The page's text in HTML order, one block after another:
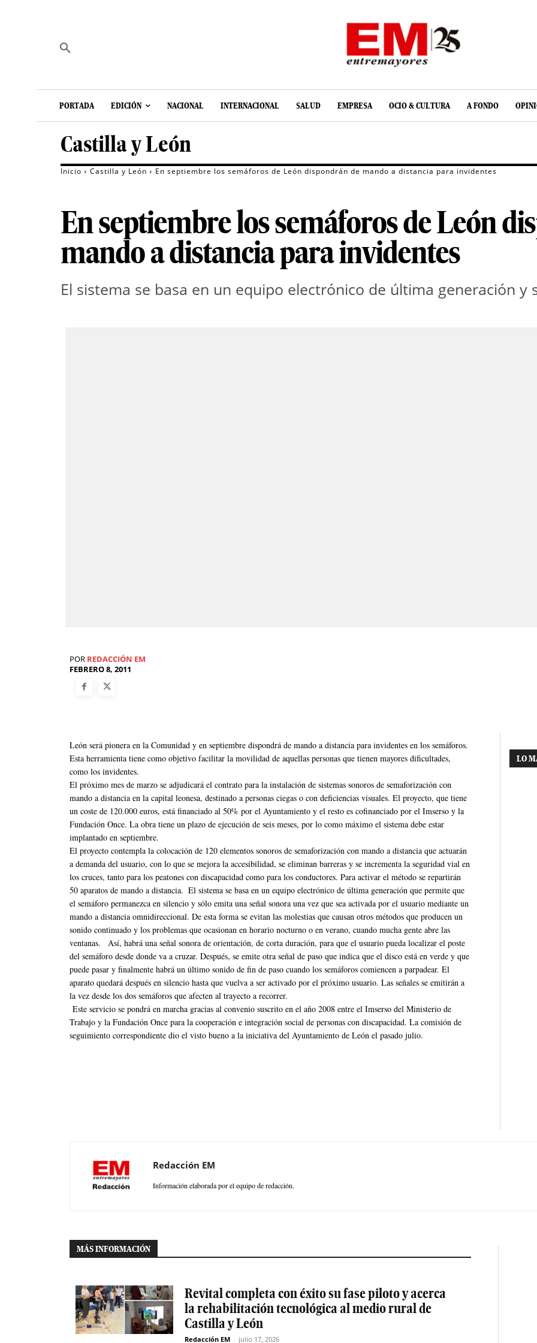
PORTADA EDICIÓN NACIONAL INTERNACIONAL SALUD EMPRESA OCIO & CULTURA A FONDO
Castilla y León
Inicio Castilla y León En septiembre los semáforos de León dispondrán de mando a distancia para invidentes
En septiembre los semáforos de León
mando a distancia para invidentes
El sistema se basa en un equipo electrónico de última generación y
POR REDACCIÓN EM
FEBRERO 8, 2011
León será pionera en la Comunidad y en septiembre dispondrá de mando a distancia para invidentes en los semáforos.
Esta herramienta tiene como objetivo facilitar la movilidad de aquellas personas que tienen mayores dificultades,
como los invidentes.
El próximo mes de marzo se adjudicará el contrato para la instalación de sistemas sonoros de semaforización con
mando a distancia en la capital leonesa, destinado a personas ciegas o con deficiencias visuales. El proyecto, que tiene
un coste de 120.000 euros, está financiado al 50% por el Ayuntamiento y el resto es cofinanciado por el Imserso y la
Fundación Once. La obra tiene un plazo de ejecución de seis meses, por lo como máximo el sistema debe estar
implantado en septiembre.
El proyecto contempla la colocación de 120 elementos sonoros de semaforización con mando a distancia que actuarán
a demanda del usuario, con lo que se mejora la accesibilidad, se eliminan barreras y se incrementa la seguridad vial en
los cruces, tanto para los peatones con discapacidad como para los conductores. Para activar el método se repartirán
50 aparatos de mando a distancia. El sistema se basa en un equipo electrónico de última generación que permite que
el semáforo permanezca en silencio y sólo emita una señal sonora una vez que sea activada por el usuario mediante un
mando a distancia omnidireccional. De esta forma se evitan las molestias que causan otros métodos que producen un
sonido continuado y los problemas que ocasionan en horario nocturno o en verano, cuando mucha gente abre las
ventanas. Así, habrá una señal sonora de orientación, de corta duración, para que el usuario pueda localizar el poste
del semáforo desde donde va a cruzar. Después, se emite otra señal de paso que indica que el disco está en verde y que
puede pasar y finalmente habrá un último sonido de fin de paso cuando los semáforos comiencen a parpadear. El
aparato quedará después en silencio hasta que vuelva a ser activado por el próximo usuario. Las señales se emitirán a
la vez desde los dos semáforos que afecten al trayecto a recorrer.
Este servicio se pondrá en marcha gracias al convenio suscrito en el año 2008 entre el Imserso del Ministerio de
Trabajo y la Fundación Once para la cooperación e integración social de personas con discapacidad. La comisión de
seguimiento correspondiente dio el visto bueno a la iniciativa del Ayuntamiento de León el pasado julio.
LO
Redacción EM
Información elaborada por el equipo de redacción.
MÁS INFORMACIÓN
Revital completa con éxito su fase piloto y acerca
la rehabilitación tecnológica al medio rural de
Castilla y León
Redacción EM - julio 17, 2026